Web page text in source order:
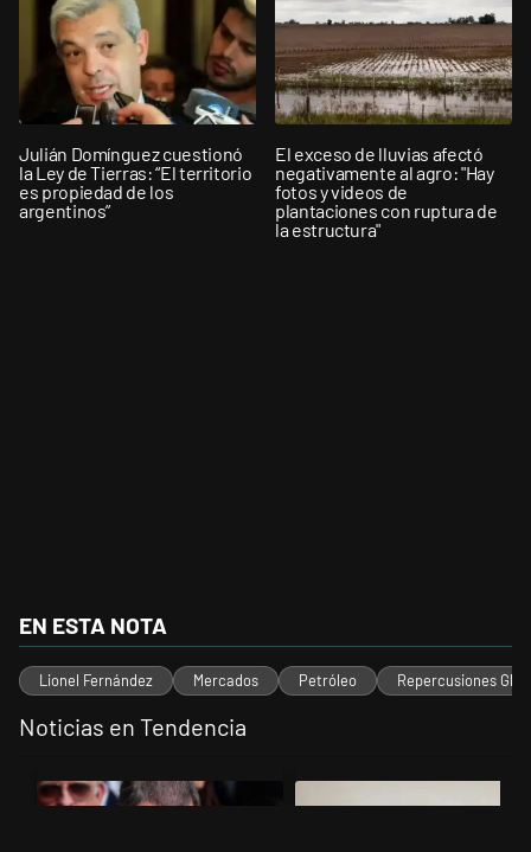
Julián Domínguez cuestionó
la Ley de Tierras: “El territorio
es propiedad de los
argentinos”
El exceso de lluvias afectó
negativamente al agro: "Hay
fotos y videos de
plantaciones con ruptura de
la estructura"
EN ESTA NOTA
Lionel Fernández Mercados Petróleo Repercusiones
Noticias en Tendencia
Un artículo de tendencia con el título "El fiscal intimó a Manuel
Un artículo de tendencia con el